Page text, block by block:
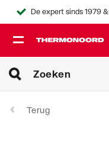
De expert sinds 1979
Terug